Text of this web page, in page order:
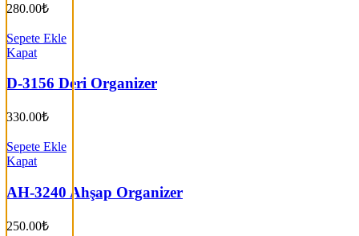
280.00₺
Sepete Ekle
Kapat
D-3156 Deri Organizer
330.00₺
Sepete Ekle
Kapat
AH-3240 Ahşap Organizer
250.00₺